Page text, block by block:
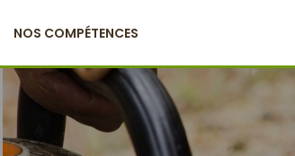
NOS COMPÉTENCES